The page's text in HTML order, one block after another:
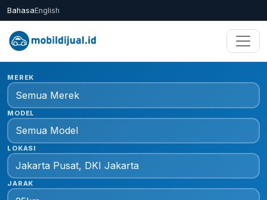
BahasaEnglish
MEREK
MODEL
LOKASI
JARAK